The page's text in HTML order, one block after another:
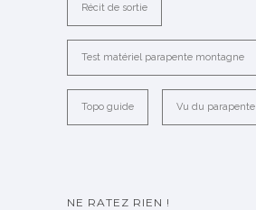
Récit de sortie
Test matériel parapente montagne
Topo guide Vu du parapente
NE RATEZ RIEN !